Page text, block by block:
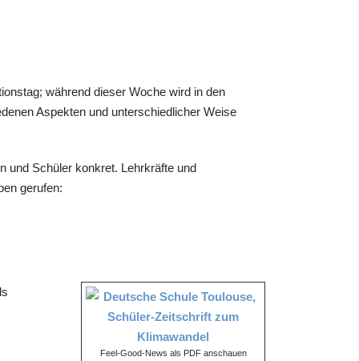
während dieser Woche wird in den
Aspekten und unterschiedlicher Weise
und Schüler konkret. Lehrkräfte und
gerufen:
Feel-Good-News als PDF anschauen